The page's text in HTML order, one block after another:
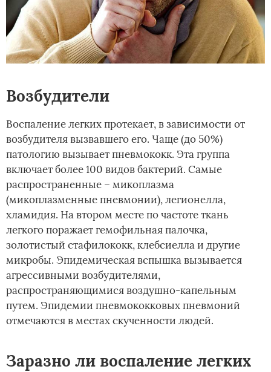
Возбудители
Воспаление легких протекает, в зависимости от
возбудителя вызвавшего его. Чаще (до 50%)
патологию вызывает пневмококк. Эта группа
включает более 100 видов бактерий. Самые
распространенные – микоплазма
(микоплазменные пневмонии), легионелла,
хламидия. На втором месте по частоте ткань
легкого поражает гемофильная палочка,
золотистый стафилококк, клебсиелла и другие
микробы. Эпидемическая вспышка вызывается
агрессивными возбудителями,
распространяющимися воздушно-капельным
путем. Эпидемии пневмококковых пневмоний
отмечаются в местах скученности людей.
Заразно ли воспаление легких